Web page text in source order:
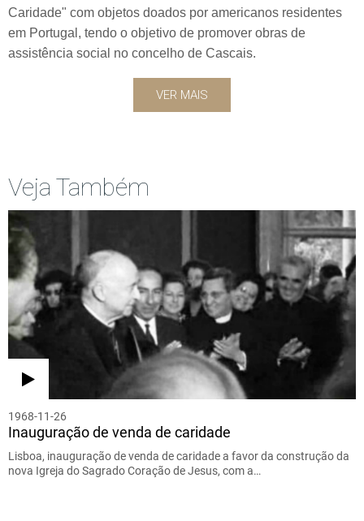
Caridade" com objetos doados por americanos residentes
em Portugal, tendo o objetivo de promover obras de
assistência social no concelho de Cascais.
VER MAIS
Veja Também
1968-11-26
Inauguração de venda de caridade
Lisboa, inauguração de venda de caridade a favor da construção da
nova Igreja do Sagrado Coração de Jesus, com a…